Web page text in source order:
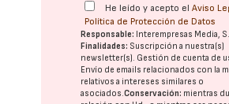
He leído y acepto elAviso
Política de Protección de Datos
Responsable: Interempresas Media,
Finalidades: Suscripción a nuestra(s)
newsletter(s). Gestión de cuenta de
Envío de emails relacionados con la
relativos a intereses similares o
asociados.Conservación: mientras